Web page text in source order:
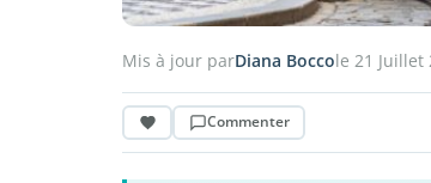
Mis à jour parDiana Boccole 21 Juillet
Commenter